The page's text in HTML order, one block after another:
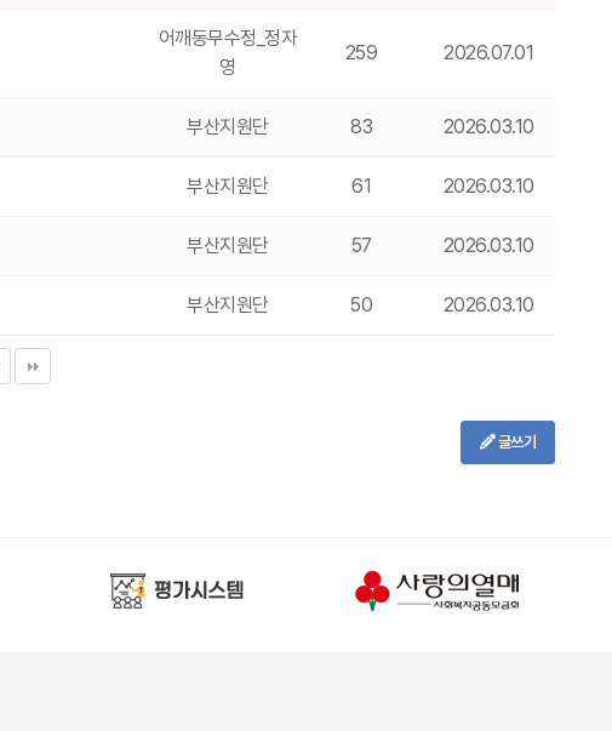
어깨동무수정_정자
영
259 2026.07.01
부산지원단 83 2026.03.10
부산지원단 61 2026.03.10
부산지원단 57 2026.03.10
부산지원단 50 2026.03.10
글쓰기